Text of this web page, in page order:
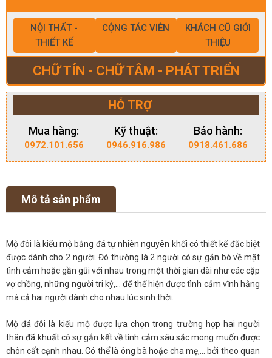
NỘI THẤT -
THIẾT KẾ
CỘNG TÁC VIÊN
KHÁCH CŨ GIỚI
THIỆU
CHỮ TÍN - CHỮ TÂM - PHÁT TRIỂN
HỖ TRỢ
Mua hàng:
0972.101.656
Kỹ thuật:
0946.916.986
Bảo hành:
0918.461.686
Mô tả sản phẩm
Mộ đôi là kiểu mộ bằng đá tự nhiên nguyên khối có thiết kế đặc biệt
được dành cho 2 người. Đó thường là 2 người có sự gắn bó về mặt
tình cảm hoặc gần gũi với nhau trong một thời gian dài như các cặp
vợ chồng, những người tri kỷ,… để thể hiện được tình cảm vĩnh hằng
mà cả hai người dành cho nhau lúc sinh thời.
Mộ đá đôi là kiểu mộ được lựa chọn trong trường hợp hai người
thân đã khuất có sự gắn kết về tình cảm sâu sắc mong muốn được
chôn cất cạnh nhau. Có thể là ông bà hoặc cha mẹ,… bởi theo quan